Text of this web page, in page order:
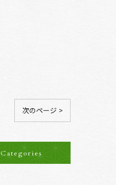
次のページ >
Categories